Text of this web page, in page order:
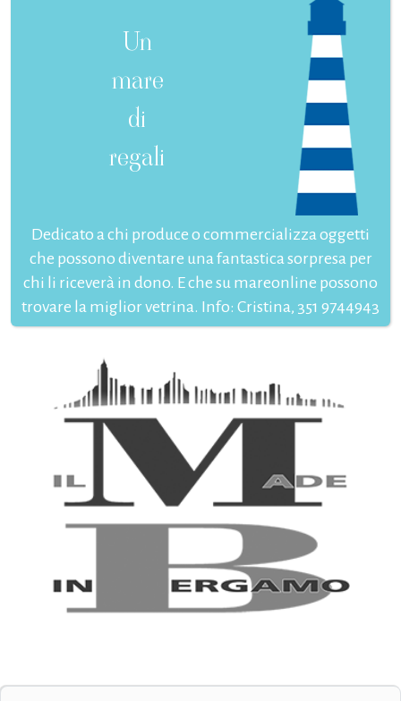
Un
mare
di
regali
Dedicato a chi produce o commercializza oggetti
che possono diventare una fantastica sorpresa per
chi li riceverà in dono. E che su mareonline possono
trovare la miglior vetrina. Info: Cristina, 351 9744943